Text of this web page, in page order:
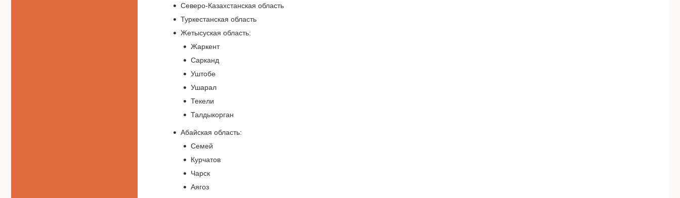
Северо-Казахстанская область
Туркестанская область
Жетысуская область:
Жаркент
Сарканд
Уштобе
Ушарал
Текели
Талдыкорган
Абайская область:
Семей
Курчатов
Чарск
Аягоз